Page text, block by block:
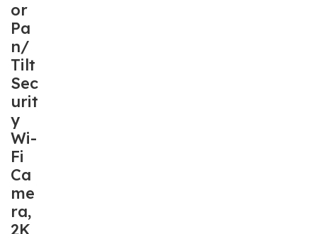
or
Pa
n/
Tilt
Sec
urit
y
Wi-
Fi
Ca
me
ra,
2K